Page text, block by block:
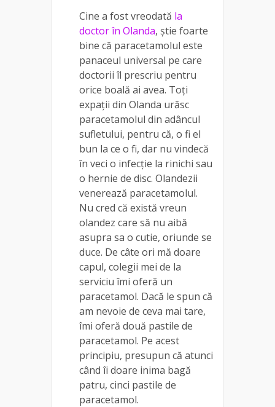
Cine a fost vreodată la
doctor în Olanda, știe foarte
bine că paracetamolul este
panaceul universal pe care
doctorii îl prescriu pentru
orice boală ai avea. Toți
expații din Olanda urăsc
paracetamolul din adâncul
sufletului, pentru că, o fi el
bun la ce o fi, dar nu vindecă
în veci o infecție la rinichi sau
o hernie de disc. Olandezii
venerează paracetamolul.
Nu cred că există vreun
olandez care să nu aibă
asupra sa o cutie, oriunde se
duce. De câte ori mă doare
capul, colegii mei de la
serviciu îmi oferă un
paracetamol. Dacă le spun că
am nevoie de ceva mai tare,
îmi oferă două pastile de
paracetamol. Pe acest
principiu, presupun că atunci
când îi doare inima bagă
patru, cinci pastile de
paracetamol.